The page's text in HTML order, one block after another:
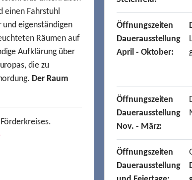
einen Fahrstuhl
eigenständigen
Räumen auf
Aufklärung über
die zu
Der Raum
Öffnungszeiten
Dauerausstellung
April - Oktober:
Öffnungszeiten
Dauerausstellung
Nov. - März:
Öffnungszeiten
Dauerausstellung